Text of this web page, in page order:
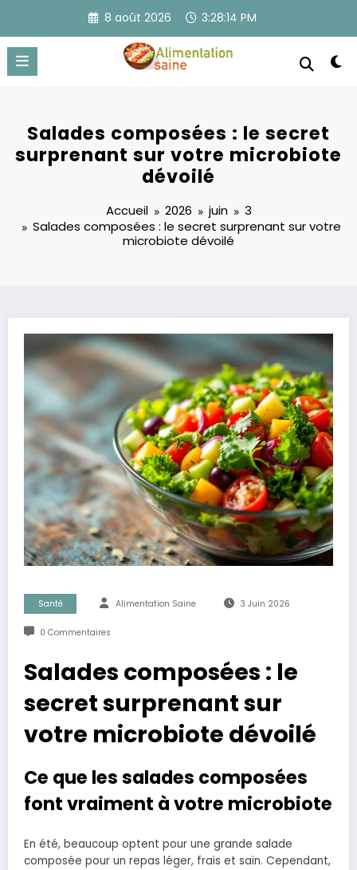
contenu
8 août 2026 3:28:15 PM
Salades composées : le secret
surprenant sur votre microbiote
dévoilé
Accueil 2026 juin
3
Salades composées : le secret surprenant sur votre
microbiote dévoilé
Santé Alimentation Saine 3 Juin 2026
0 Commentaires
Salades composées : le
secret surprenant sur
votre microbiote dévoilé
Ce que les salades composées
font vraiment à votre microbiote
En été, beaucoup optent pour une grande salade
composée pour un repas léger, frais et sain. Cependant,